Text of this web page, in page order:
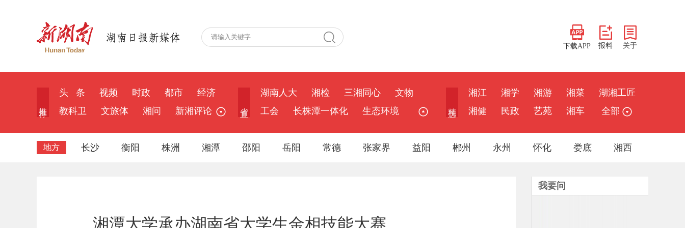
下载APP 报料 关于
头 条 视频 时政 都市
经济
教科卫
文旅体 湘问 新湘评论
湖南人大 湘检 三湘同心
文物
工会
长株潭一体化 生态环境
湘江 湘学 湘游 湘菜
湖湘工匠
湘健
民政 艺苑 湘车 全部
地方 长沙 衡阳 株洲 湘潭 邵阳 岳阳 常德 张家界 益阳 郴州 永州 怀化 娄底 湘西
湘潭大学承办湖南省大学生金相技能大赛
我要问